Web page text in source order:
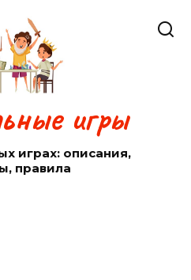
игры
играх: описания,
правила